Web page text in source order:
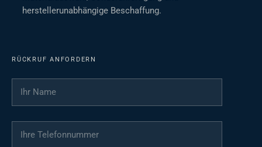
herstellerunabhängige Beschaffung.
RÜCKRUF ANFORDERN
Ihr Name
Ihre Telefonnummer